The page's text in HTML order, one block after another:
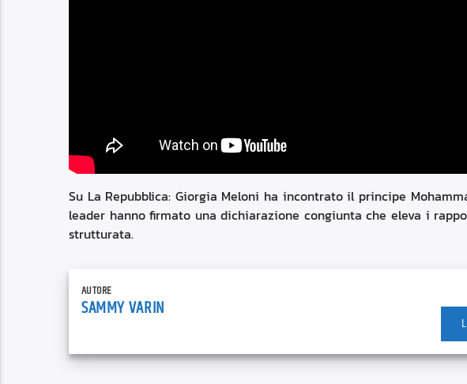
Su La Repubblica: Giorgia Meloni ha incontrato il principe
leader hanno firmato una dichiarazione congiunta che eleva i
strutturata.
AUTORE
SAMMY VARIN